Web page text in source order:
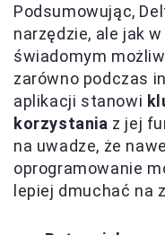
Podsumowując,
narzędzie, ale jak
świadomym
zarówno podczas
aplikacji stanowi
korzystania z jej
na uwadze, że
oprogramowanie
lepiej dmuchać na